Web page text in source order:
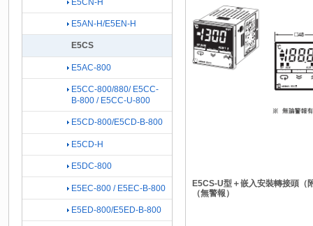
E5CS-U型＋嵌入安裝轉接頭（
（無警報）
E5AN-H/E5EN-H
E5CS
E5AC-800
E5CC-800/880/ E5CC-
B-800 / E5CC-U-800
E5CD-800/E5CD-B-800
E5CD-H
E5DC-800
E5EC-800 / E5EC-B-800
E5ED-800/E5ED-B-800